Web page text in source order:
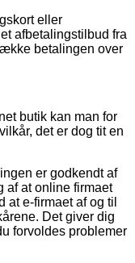
eller
afbetalingstilbud fra
betalingen over
butik kan man for
det er dog tit en
er godkendt af
af at online firmaet
at e-firmaet af og til
Det giver dig
forvoldes problemer